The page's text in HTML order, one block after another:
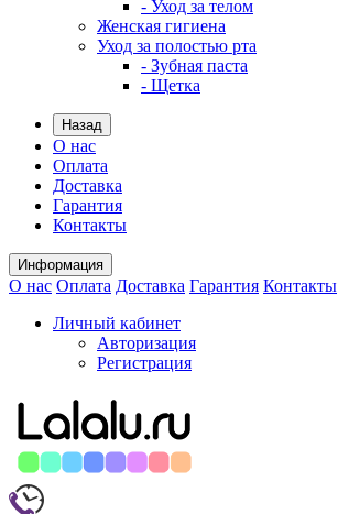
- Уход за телом
Женская гигиена
Уход за полостью рта
- Зубная паста
- Щетка
Назад
О нас
Оплата
Доставка
Гарантия
Контакты
Информация
О нас Оплата Доставка Гарантия Контакты
Личный кабинет
Авторизация
Регистрация